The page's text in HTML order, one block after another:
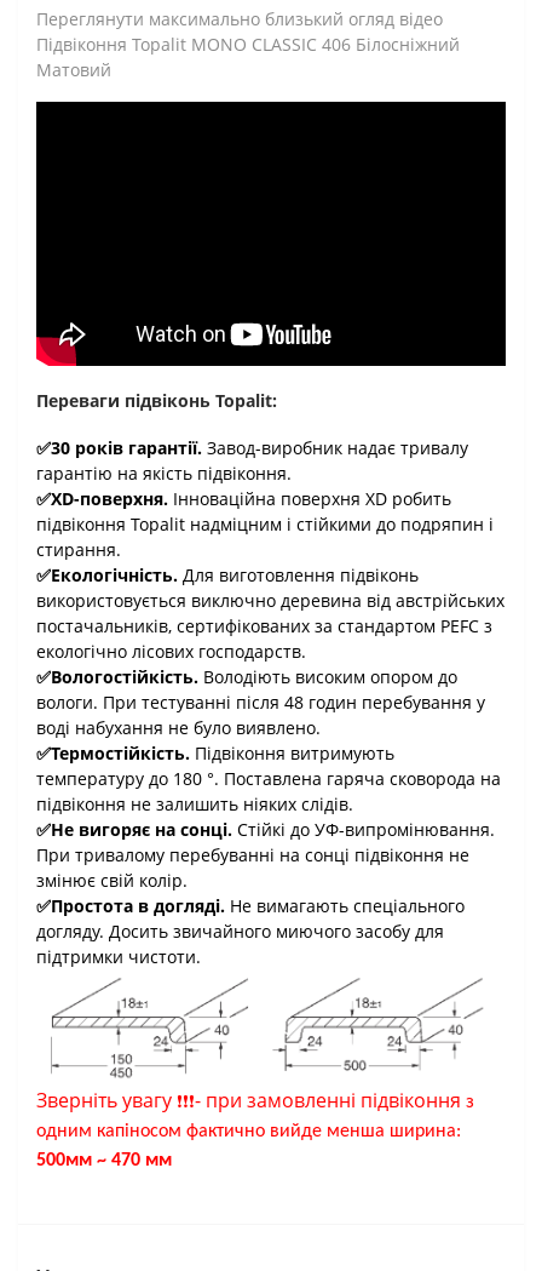
Переглянути максимально близький огляд відео
Підвіконня Topalit MONO CLASSIC 406 Білосніжний
Матовий
Переваги підвіконь Topalit:
✅30 років гарантії. Завод-виробник надає тривалу
гарантію на якість підвіконня.
✅XD-поверхня. Інноваційна поверхня XD робить
підвіконня Topalit надміцним і стійкими до подряпин і
стирання.
✅Екологічність. Для виготовлення підвіконь
використовується виключно деревина від австрійських
постачальників, сертифікованих за стандартом PEFC з
екологічно лісових господарств.
✅Вологостійкість. Володіють високим опором до
вологи. При тестуванні після 48 годин перебування у
воді набухання не було виявлено.
✅Термостійкість. Підвіконня витримують
температуру до 180 °. Поставлена гаряча сковорода на
підвіконня не залишить ніяких слідів.
✅Не вигоряє на сонці. Стійкі до УФ-випромінювання.
При тривалому перебуванні на сонці підвіконня не
змінює свій колір.
✅Простота в догляді. Не вимагають спеціального
догляду. Досить звичайного миючого засобу для
підтримки чистоти.
Зверніть увагу ❗❗❗- при замовленні підвіконня з
одним капіносом фактично вийде менша ширина:
500мм ~ 470 мм